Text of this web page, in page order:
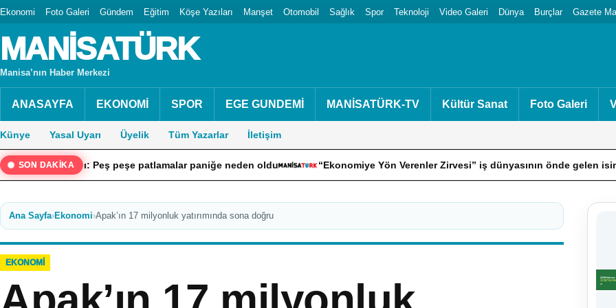
Ekonomi Foto Galeri Gündem Eğitim Köşe Yazıları Manşet Otomobil Sağlık Spor Teknoloji Video Galeri Dünya Burçlar Gazete
MANİSATÜRK
Manisa’nın Haber Merkezi
ANASAYFA EKONOMİ SPOR EGE GUNDEMİ MANİSATÜRK-TV Kültür Sanat Foto Galeri
Künye Yasal Uyarı Üyelik Tüm Yazarlar İletişim
SON DAKİKA
Peş peşe patlamalar paniğe neden oldu “Ekonomiye Yön Verenler Zirvesi” iş dünyasının önde gelen isimlerini
Ana Sayfa›Ekonomi›Apak’ın 17 milyonluk yatırımında sona doğru
EKONOMI